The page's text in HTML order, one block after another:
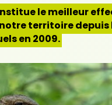
le meilleur
territoire depuis
en 2009.